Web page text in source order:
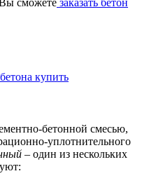
купить
бетонной смесью,
уплотнительного
– один из нескольких